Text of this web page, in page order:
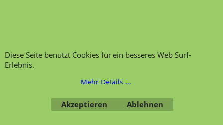
Kategorien,Kontaktformular,Impressum
Datenschutz
Diese Seite benutzt Cookies für ein besseres Web Surf-
Erlebnis.
Mehr Details ...
Akzeptieren Ablehnen